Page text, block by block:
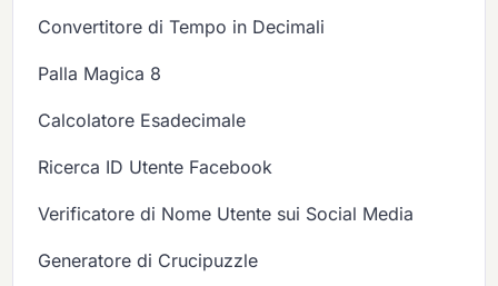
Convertitore di Tempo in Decimali
Palla Magica 8
Calcolatore Esadecimale
Ricerca ID Utente Facebook
Verificatore di Nome Utente sui Social Media
Generatore di Crucipuzzle